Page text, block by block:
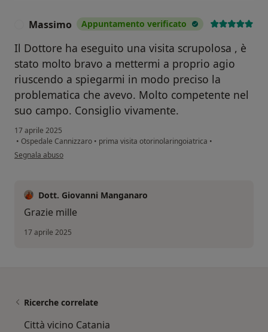
Massimo Appuntamento verificato
Il Dottore ha eseguito una visita scrupolosa , è
stato molto bravo a mettermi a proprio agio
riuscendo a spiegarmi in modo preciso la
problematica che avevo. Molto competente nel
suo campo. Consiglio vivamente.
17 aprile 2025
• Ospedale Cannizzaro • prima visita otorinolaringoiatrica •
secondo l'opinione dell'utente Massimo
Segnala abuso
Dott. Giovanni Manganaro
Grazie mille
17 aprile 2025
Ricerche correlate
Città vicino Catania